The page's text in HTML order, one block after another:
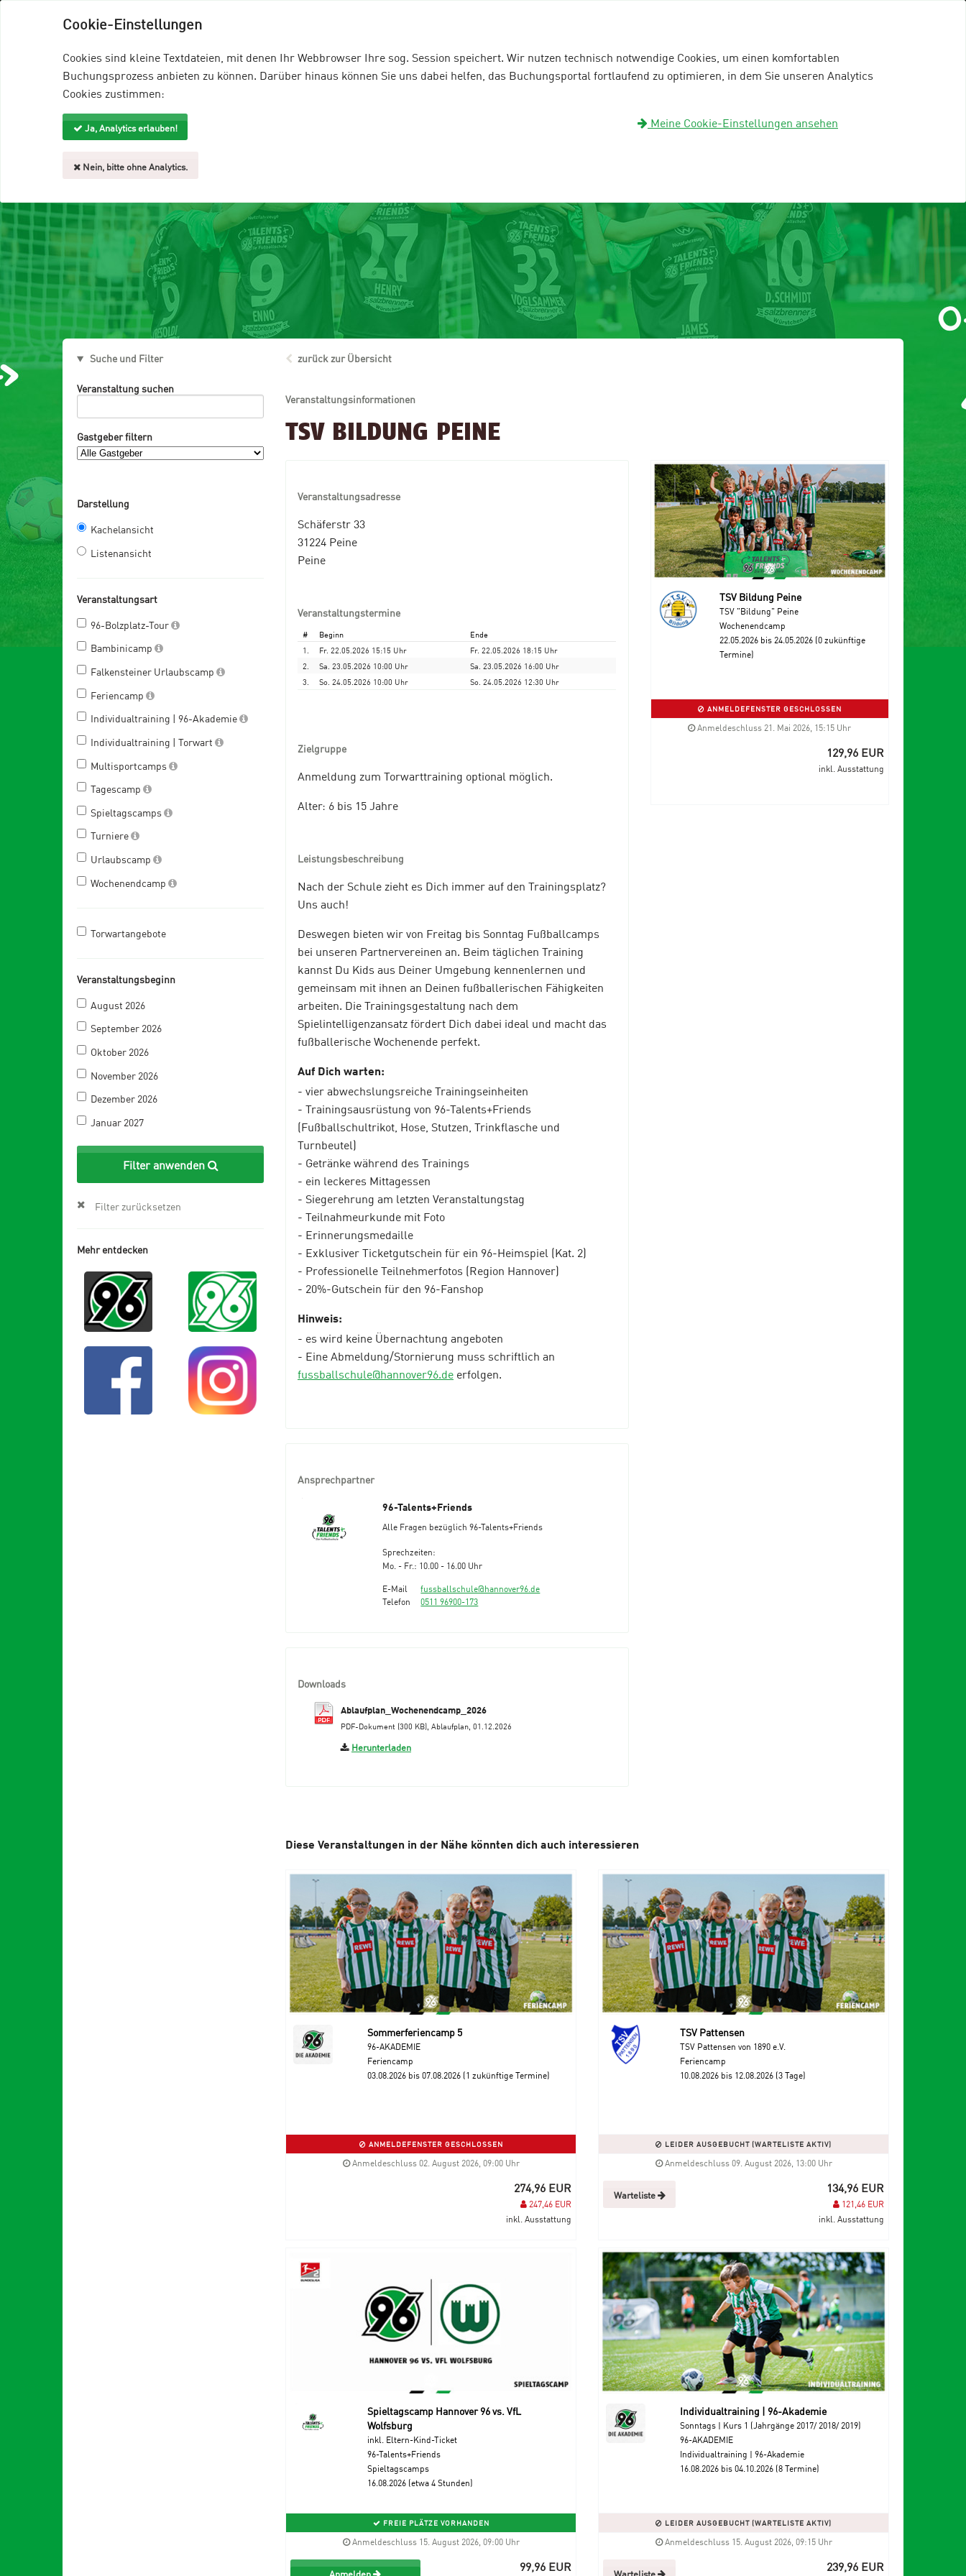
Cookie-Einstellungen
Cookies sind kleine Textdateien, mit denen Ihr Webbrowser Ihre sog. Session speichert. Wir nutzen technisch notwendige Cookies, um einen komfortablen
Buchungsprozess anbieten zu können. Darüber hinaus können Sie uns dabei helfen, das Buchungsportal fortlaufend zu optimieren, in dem Sie unseren Analytics
Cookies zustimmen:
Ja, Analytics erlauben!
Nein, bitte ohne Analytics.
Meine Cookie-Einstellungen ansehen
Anmelden
Suche und Filter
Veranstaltung suchen
Gastgeber filtern
Darstellung
Kachelansicht
Listenansicht
Veranstaltungsart
96-Bolzplatz-Tour
Bambinicamp
Falkensteiner Urlaubscamp
Feriencamp
Individualtraining | 96-Akademie
Individualtraining | Torwart
Multisportcamps
Tagescamp
Spieltagscamps
Turniere
Urlaubscamp
Wochenendcamp
Torwartangebote
Veranstaltungsbeginn
August 2026
September 2026
Oktober 2026
November 2026
Dezember 2026
Januar 2027
Filter anwenden
Filter zurücksetzen
Mehr entdecken
zurück zur Übersicht
Veranstaltungsinformationen
TSV BILDUNG PEINE
Veranstaltungsadresse
Schäferstr 33
31224 Peine
Peine
Veranstaltungstermine
# Beginn
Ende
1.
Fr. 22.05.2026 15:15 Uhr
Fr. 22.05.2026 18:15 Uhr
2.
Sa. 23.05.2026 10:00 Uhr
Sa. 23.05.2026 16:00 Uhr
3.
So. 24.05.2026 10:00 Uhr So. 24.05.2026 12:30 Uhr
Zielgruppe
Anmeldung zum Torwarttraining optional möglich.
Alter: 6 bis 15 Jahre
Leistungsbeschreibung
Nach der Schule zieht es Dich immer auf den Trainingsplatz?
Uns auch!
Deswegen bieten wir von Freitag bis Sonntag Fußballcamps
bei unseren Partnervereinen an. Beim täglichen Training
kannst Du Kids aus Deiner Umgebung kennenlernen und
gemeinsam mit ihnen an Deinen fußballerischen Fähigkeiten
arbeiten. Die Trainingsgestaltung nach dem
Spielintelligenzansatz fördert Dich dabei ideal und macht das
fußballerische Wochenende perfekt.
Auf Dich warten:
- vier abwechslungsreiche Trainingseinheiten
- Trainingsausrüstung von 96-Talents+Friends
(Fußballschultrikot, Hose, Stutzen, Trinkflasche und
Turnbeutel)
- Getränke während des Trainings
- ein leckeres Mittagessen
- Siegerehrung am letzten Veranstaltungstag
- Teilnahmeurkunde mit Foto
- Erinnerungsmedaille
- Exklusiver Ticketgutschein für ein 96-Heimspiel (Kat. 2)
- Professionelle Teilnehmerfotos (Region Hannover)
- 20%-Gutschein für den 96-Fanshop
Hinweis:
- es wird keine Übernachtung angeboten
- Eine Abmeldung/Stornierung muss schriftlich an
fussballschule@hannover96.de erfolgen.
Ansprechpartner
96-Talents+Friends
Alle Fragen bezüglich 96-Talents+Friends
Sprechzeiten:
Mo. - Fr.: 10.00 - 16.00 Uhr
E-Mail
fussballschule@hannover96.de
Telefon
0511 96900-173
Downloads
Ablaufplan_Wochenendcamp_2026
PDF-Dokument (300 KB), Ablaufplan, 01.12.2026
Herunterladen
TSV Bildung Peine
TSV "Bildung" Peine
Wochenendcamp
22.05.2026 bis 24.05.2026 (0 zukünftige
Termine)
ANMELDEFENSTER GESCHLOSSEN
Anmeldeschluss 21. Mai 2026, 15:15 Uhr
129,96 EUR
inkl. Ausstattung
Diese Veranstaltungen in der Nähe könnten dich auch interessieren
Sommerferiencamp 5
96-AKADEMIE
Feriencamp
03.08.2026 bis 07.08.2026 (1 zukünftige Termine)
ANMELDEFENSTER GESCHLOSSEN
Anmeldeschluss 02. August 2026, 09:00 Uhr
274,96 EUR
247,46 EUR
inkl. Ausstattung
TSV Pattensen
TSV Pattensen von 1890 e.V.
Feriencamp
10.08.2026 bis 12.08.2026 (3 Tage)
LEIDER AUSGEBUCHT (WARTELISTE AKTIV)
Anmeldeschluss 09. August 2026, 13:00 Uhr
Warteliste 134,96 EUR
121,46 EUR
inkl. Ausstattung
Spieltagscamp Hannover 96 vs. VfL
Wolfsburg
inkl. Eltern-Kind-Ticket
96-Talents+Friends
Spieltagscamps
16.08.2026 (etwa 4 Stunden)
FREIE PLÄTZE VORHANDEN
Anmeldeschluss 15. August 2026, 09:00 Uhr
Anmelden 99,96 EUR
Individualtraining | 96-Akademie
Sonntags | Kurs 1 (Jahrgänge 2017/ 2018/ 2019)
96-AKADEMIE
Individualtraining | 96-Akademie
16.08.2026 bis 04.10.2026 (8 Termine)
LEIDER AUSGEBUCHT (WARTELISTE AKTIV)
Anmeldeschluss 15. August 2026, 09:15 Uhr
Warteliste 239,96 EUR